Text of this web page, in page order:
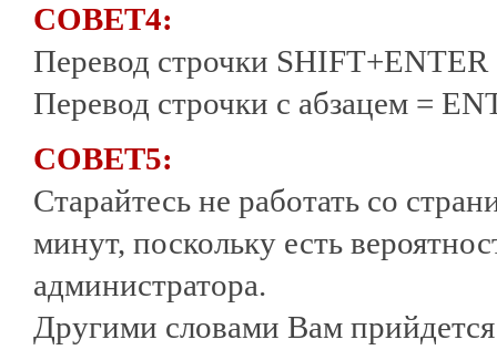
СОВЕТ4:
Перевод строчки SHIFT+ENTER
Перевод строчки с абзацем =
СОВЕТ5:
Старайтесь не работать со
минут, поскольку есть
администратора.
Другими словами Вам прийдется